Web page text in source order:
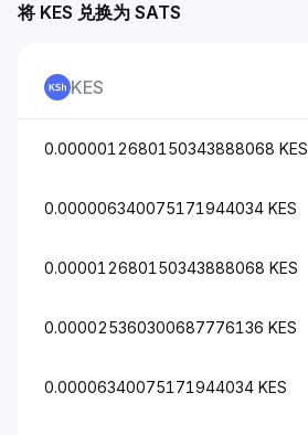
将 KES 兑换为 SATS
KES
0.0000012680150343888068 KES
0.000006340075171944034 KES
0.000012680150343888068 KES
0.000025360300687776136 KES
0.00006340075171944034 KES